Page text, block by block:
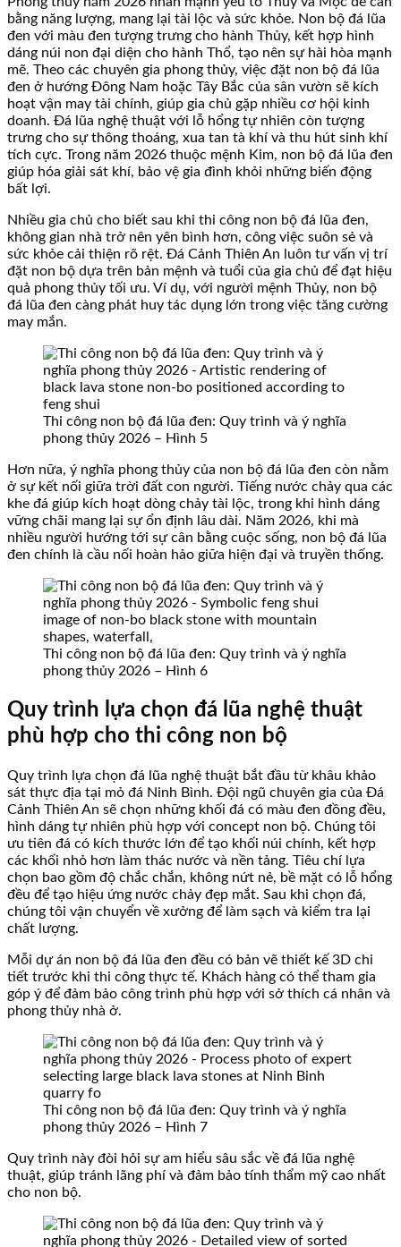
bằng năng lượng, mang lại tài lộc và sức khỏe. Non bộ đá lũa
đen với màu đen tượng trưng cho hành Thủy, kết hợp hình
dáng núi non đại diện cho hành Thổ, tạo nên sự hài hòa mạnh
mẽ. Theo các chuyên gia phong thủy, việc đặt non bộ đá lũa
đen ở hướng Đông Nam hoặc Tây Bắc của sân vườn sẽ kích
hoạt vận may tài chính, giúp gia chủ gặp nhiều cơ hội kinh
doanh. Đá lũa nghệ thuật với lỗ hổng tự nhiên còn tượng
trưng cho sự thông thoáng, xua tan tà khí và thu hút sinh khí
tích cực. Trong năm 2026 thuộc mệnh Kim, non bộ đá lũa đen
giúp hóa giải sát khí, bảo vệ gia đình khỏi những biến động
bất lợi.
Nhiều gia chủ cho biết sau khi thi công non bộ đá lũa đen,
không gian nhà trở nên yên bình hơn, công việc suôn sẻ và
sức khỏe cải thiện rõ rệt. Đá Cảnh Thiên An luôn tư vấn vị trí
đặt non bộ dựa trên bản mệnh và tuổi của gia chủ để đạt hiệu
quả phong thủy tối ưu. Ví dụ, với người mệnh Thủy, non bộ
đá lũa đen càng phát huy tác dụng lớn trong việc tăng cường
may mắn.
Thi công non bộ đá lũa đen: Quy trình và ý nghĩa
phong thủy 2026 – Hình 5
Hơn nữa, ý nghĩa phong thủy của non bộ đá lũa đen còn nằm
ở sự kết nối giữa trời đất con người. Tiếng nước chảy qua các
khe đá giúp kích hoạt dòng chảy tài lộc, trong khi hình dáng
vững chãi mang lại sự ổn định lâu dài. Năm 2026, khi mà
nhiều người hướng tới sự cân bằng cuộc sống, non bộ đá lũa
đen chính là cầu nối hoàn hảo giữa hiện đại và truyền thống.
Thi công non bộ đá lũa đen: Quy trình và ý nghĩa
phong thủy 2026 – Hình 6
Quy trình lựa chọn đá lũa nghệ thuật
phù hợp cho thi công non bộ
Quy trình lựa chọn đá lũa nghệ thuật bắt đầu từ khâu khảo
sát thực địa tại mỏ đá Ninh Bình. Đội ngũ chuyên gia của Đá
Cảnh Thiên An sẽ chọn những khối đá có màu đen đồng đều,
hình dáng tự nhiên phù hợp với concept non bộ. Chúng tôi
ưu tiên đá có kích thước lớn để tạo khối núi chính, kết hợp
các khối nhỏ hơn làm thác nước và nền tảng. Tiêu chí lựa
chọn bao gồm độ chắc chắn, không nứt nẻ, bề mặt có lỗ hổng
đều để tạo hiệu ứng nước chảy đẹp mắt. Sau khi chọn đá,
chúng tôi vận chuyển về xưởng để làm sạch và kiểm tra lại
chất lượng.
Mỗi dự án non bộ đá lũa đen đều có bản vẽ thiết kế 3D chi
tiết trước khi thi công thực tế. Khách hàng có thể tham gia
góp ý để đảm bảo công trình phù hợp với sở thích cá nhân và
phong thủy nhà ở.
Thi công non bộ đá lũa đen: Quy trình và ý nghĩa
phong thủy 2026 – Hình 7
Quy trình này đòi hỏi sự am hiểu sâu sắc về đá lũa nghệ
thuật, giúp tránh lãng phí và đảm bảo tính thẩm mỹ cao nhất
cho non bộ.